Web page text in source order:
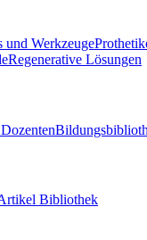
Course with Live Implant
2022
und Werkzeuge
Regenerative Lösungen
Bibliothek